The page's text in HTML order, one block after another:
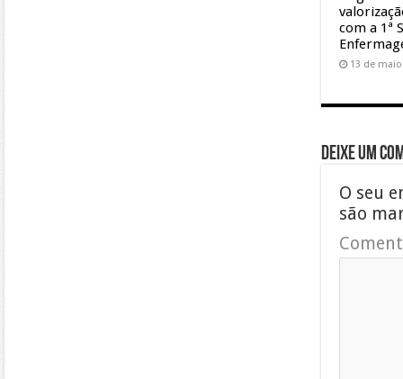
com a 1ª
13 de
Deixe um
O seu
são